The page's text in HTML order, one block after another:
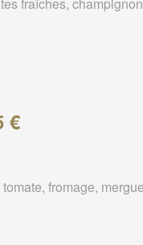
fraîches,
€
fromage,